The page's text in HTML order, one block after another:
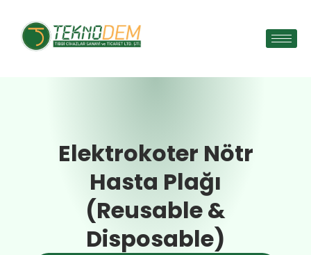
Elektrokoter Nötr
Hasta Plağı
(Reusable &
Disposable)